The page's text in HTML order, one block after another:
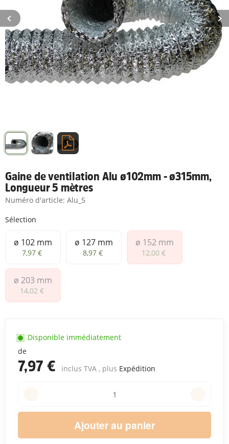
Gaine de ventilation Alu ø102mm - ø315mm,
Longueur 5 mètres
Numéro d'article: Alu_5
Sélection
ø 102 mm
ø 102 mm
7,97 €
ø 127 mm
ø 127 mm
8,97 €
ø 152 mm
ø 152 mm
12,00 €
ø 203 mm
ø 203 mm
14,02 €
de
7,97 € inclus TVA , plus Expédition
Disponible immédiatement
Ajouter au panier